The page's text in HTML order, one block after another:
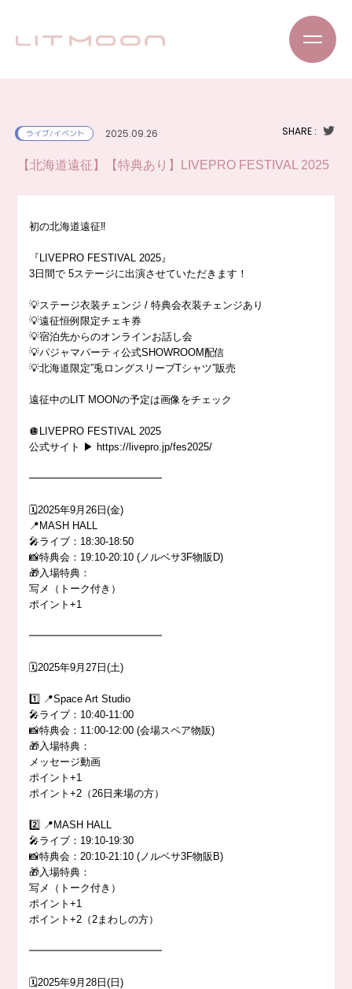
ライブ/イベント 2025.09.26 SHARE :
【北海道遠征】【特典あり】LIVEPRO FESTIVAL 2025
初の北海道遠征‼️
『LIVEPRO FESTIVAL 2025』
3日間で 5ステージに出演させていただきます！
💡ステージ衣装チェンジ / 特典会衣装チェンジあり
💡遠征恒例限定チェキ券
💡宿泊先からのオンラインお話し会
💡パジャマパーティ公式SHOWROOM配信
💡北海道限定”兎ロングスリーブTシャツ”販売
遠征中のLIT MOONの予定は画像をチェック
🪩LIVEPRO FESTIVAL 2025
公式サイト ▶︎ https://livepro.jp/fes2025/
━━━━━━━━━━━━━
🗓️2025年9月26日(金)
📍MASH HALL
🎤ライブ：18:30-18:50
📸特典会：19:10-20:10 (ノルベサ3F物販D)
🎁入場特典：
写メ（トーク付き）
ポイント+1
━━━━━━━━━━━━━
🗓️2025年9月27日(土)
1️⃣ 📍Space Art Studio
🎤ライブ：10:40-11:00
📸特典会：11:00-12:00 (会場スペア物販)
🎁入場特典：
メッセージ動画
ポイント+1
ポイント+2（26日来場の方）
2️⃣ 📍MASH HALL
🎤ライブ：19:10-19:30
📸特典会：20:10-21:10 (ノルベサ3F物販B)
🎁入場特典：
写メ（トーク付き）
ポイント+1
ポイント+2（2まわしの方）
━━━━━━━━━━━━━
🗓️2025年9月28日(日)